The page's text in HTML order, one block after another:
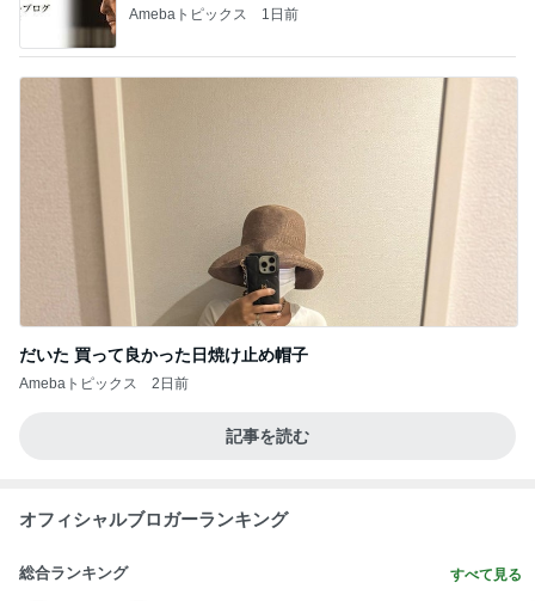
Amebaトピックス 1日前
だいた 買って良かった日焼け止め帽子
Amebaトピックス 2日前
記事を読む
オフィシャルブロガーランキング
総合ランキング すべて見る